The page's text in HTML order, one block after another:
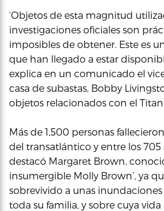
‘Objetos de esta magnitud
investigaciones oficiales son
imposibles de obtener. Este es
que han llegado a estar
explica en un comunicado el
casa de subastas, Bobby
objetos relacionados con el
Más de 1,500 personas
del transatlántico y entre los 705
destacó Margaret Brown,
insumergible Molly Brown’, ya
sobrevivido a unas
toda su familia, y sobre cuya